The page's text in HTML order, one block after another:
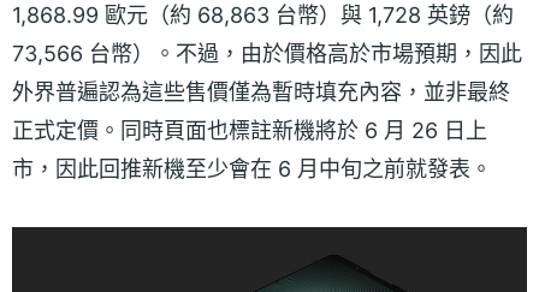
1,868.99 歐元（約 68,863 台幣）與 1,728 英鎊（約
73,566 台幣）。不過，由於價格高於市場預期，因此
外界普遍認為這些售價僅為暫時填充內容，並非最終
正式定價。同時頁面也標註新機將於 6 月 26 日上
市，因此回推新機至少會在 6 月中旬之前就發表。